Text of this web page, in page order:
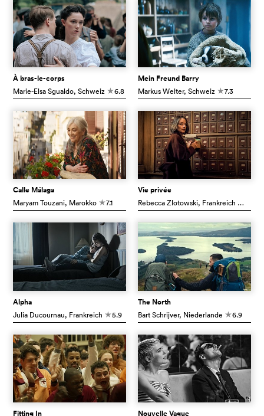
À bras-le-corps
Marie-Elsa Sgualdo, Schweiz c6.8
Mein Freund Barry
Markus Welter, Schweiz c7.3
Calle Málaga
Maryam Touzani, Marokko c7.1
Vie privée
Rebecca Zlotowski, Frankreich
Alpha
Julia Ducournau, Frankreich c5.9
The North
Bart Schrijver, Niederlande c6.9
Fitting In Nouvelle Vague